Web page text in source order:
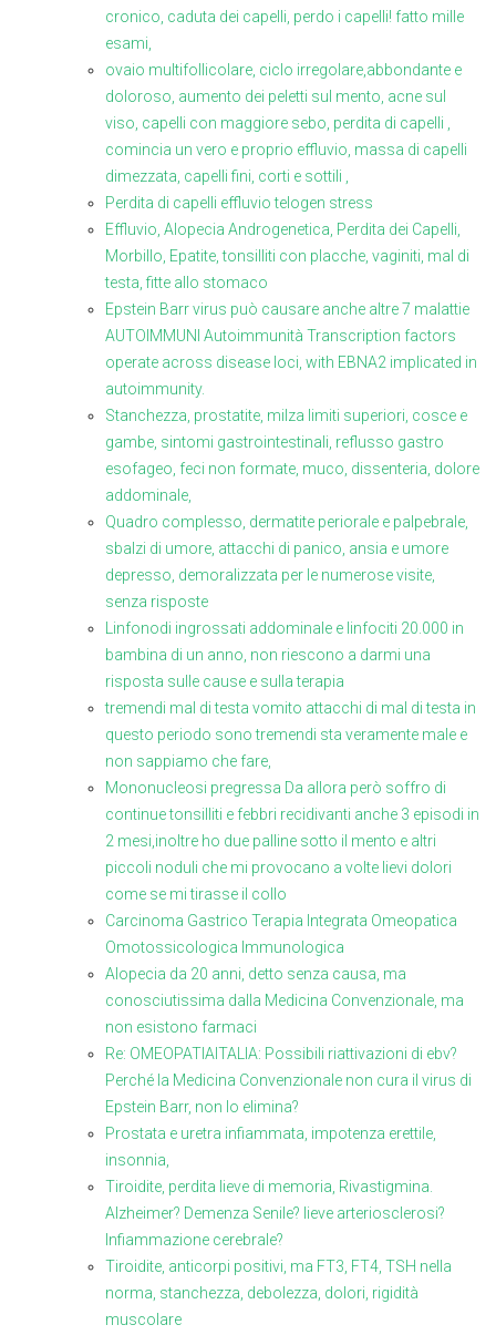
cronico, caduta dei capelli, perdo i capelli! fatto mille
esami,
ovaio multifollicolare, ciclo irregolare,abbondante e
doloroso, aumento dei peletti sul mento, acne sul
viso, capelli con maggiore sebo, perdita di capelli ,
comincia un vero e proprio effluvio, massa di capelli
dimezzata, capelli fini, corti e sottili ,
Perdita di capelli effluvio telogen stress
Effluvio, Alopecia Androgenetica, Perdita dei Capelli,
Morbillo, Epatite, tonsilliti con placche, vaginiti, mal di
testa, fitte allo stomaco
Epstein Barr virus può causare anche altre 7 malattie
AUTOIMMUNI Autoimmunità Transcription factors
operate across disease loci, with EBNA2 implicated in
autoimmunity.
Stanchezza, prostatite, milza limiti superiori, cosce e
gambe, sintomi gastrointestinali, reflusso gastro
esofageo, feci non formate, muco, dissenteria, dolore
addominale,
Quadro complesso, dermatite periorale e palpebrale,
sbalzi di umore, attacchi di panico, ansia e umore
depresso, demoralizzata per le numerose visite,
senza risposte
Linfonodi ingrossati addominale e linfociti 20.000 in
bambina di un anno, non riescono a darmi una
risposta sulle cause e sulla terapia
tremendi mal di testa vomito attacchi di mal di testa in
questo periodo sono tremendi sta veramente male e
non sappiamo che fare,
Mononucleosi pregressa Da allora però soffro di
continue tonsilliti e febbri recidivanti anche 3 episodi in
2 mesi,inoltre ho due palline sotto il mento e altri
piccoli noduli che mi provocano a volte lievi dolori
come se mi tirasse il collo
Carcinoma Gastrico Terapia Integrata Omeopatica
Omotossicologica Immunologica
Alopecia da 20 anni, detto senza causa, ma
conosciutissima dalla Medicina Convenzionale, ma
non esistono farmaci
Re: OMEOPATIAITALIA: Possibili riattivazioni di ebv?
Perché la Medicina Convenzionale non cura il virus di
Epstein Barr, non lo elimina?
Prostata e uretra infiammata, impotenza erettile,
insonnia,
Tiroidite, perdita lieve di memoria, Rivastigmina.
Alzheimer? Demenza Senile? lieve arteriosclerosi?
Infiammazione cerebrale?
Tiroidite, anticorpi positivi, ma FT3, FT4, TSH nella
norma, stanchezza, debolezza, dolori, rigidità
muscolare